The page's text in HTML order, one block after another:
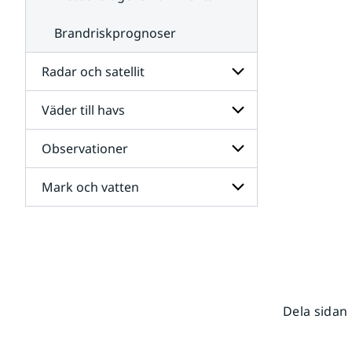
Brandriskprognoser
Radar och satellit
Undersidor
för
Radar
och
satellit
Väder till havs
Undersidor
för
Väder
till
havs
Observationer
Undersidor
för
Mark och vatten
Dela sidan